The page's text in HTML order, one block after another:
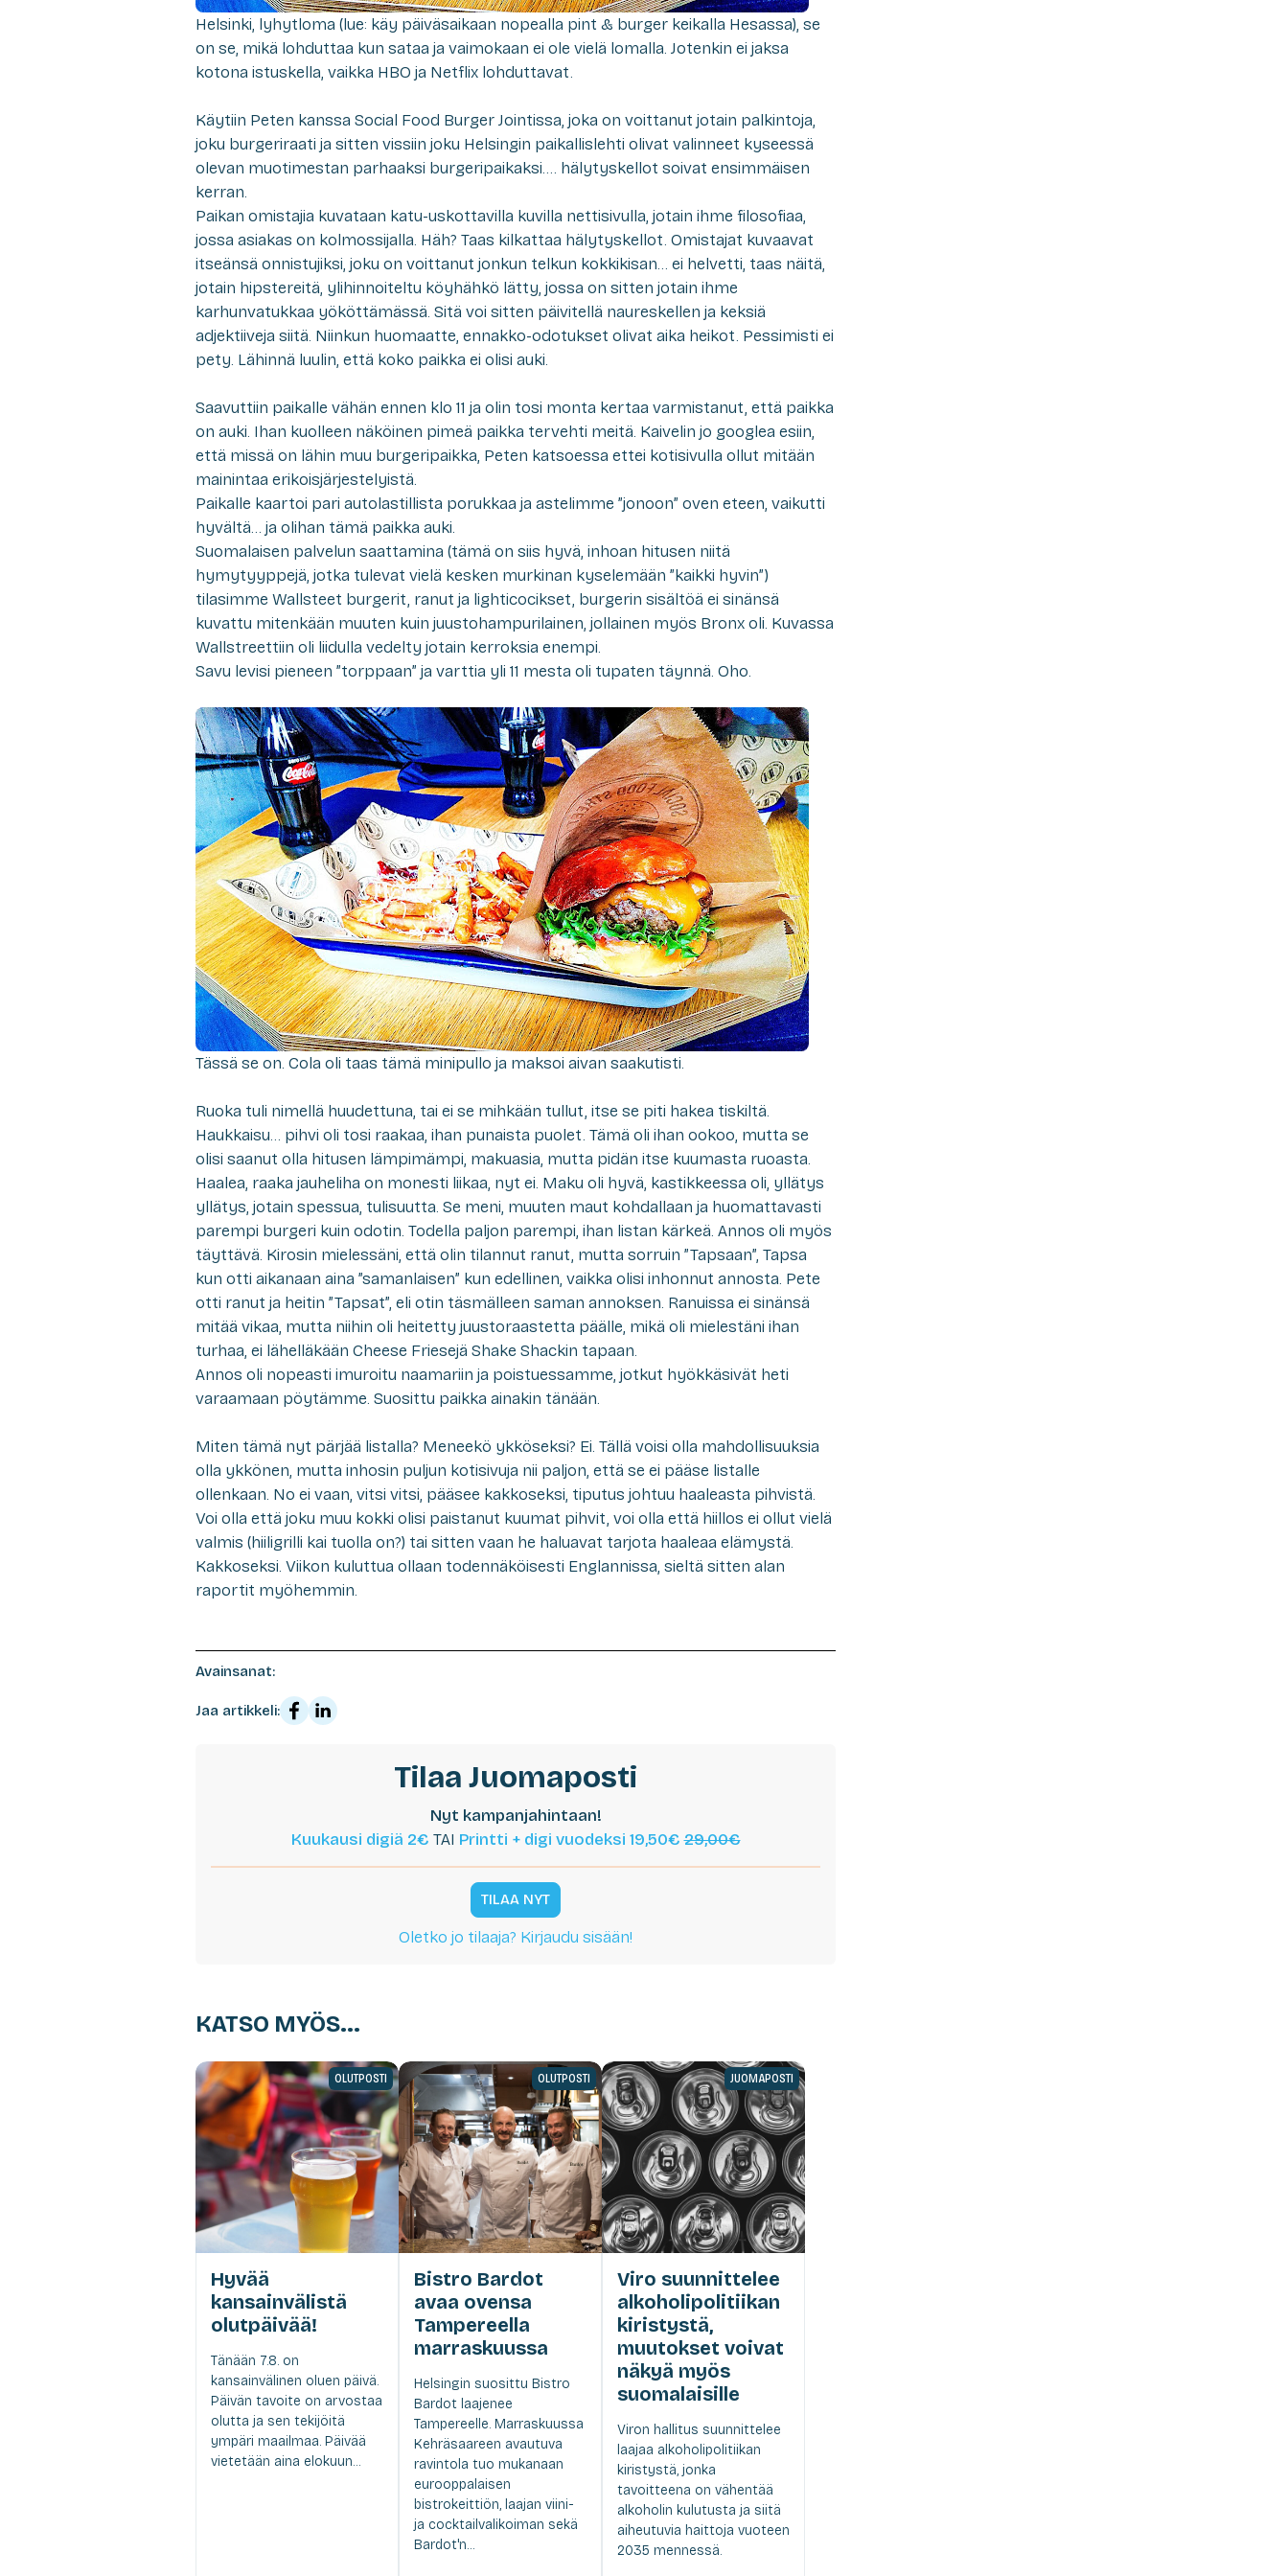
Helsinki, lyhytloma (lue: käy päiväsaikaan nopealla pint & burger keikalla Hesassa), se
on se, mikä lohduttaa kun sataa ja vaimokaan ei ole vielä lomalla. Jotenkin ei jaksa
kotona istuskella, vaikka HBO ja Netflix lohduttavat.
Käytiin Peten kanssa Social Food Burger Jointissa, joka on voittanut jotain palkintoja,
joku burgeriraati ja sitten vissiin joku Helsingin paikallislehti olivat valinneet kyseessä
olevan muotimestan parhaaksi burgeripaikaksi…. hälytyskellot soivat ensimmäisen
kerran.
Paikan omistajia kuvataan katu-uskottavilla kuvilla nettisivulla, jotain ihme filosofiaa,
jossa asiakas on kolmossijalla. Häh? Taas kilkattaa hälytyskellot. Omistajat kuvaavat
itseänsä onnistujiksi, joku on voittanut jonkun telkun kokkikisan… ei helvetti, taas näitä,
jotain hipstereitä, ylihinnoiteltu köyhähkö lätty, jossa on sitten jotain ihme
karhunvatukkaa yököttämässä. Sitä voi sitten päivitellä naureskellen ja keksiä
adjektiiveja siitä. Niinkun huomaatte, ennakko-odotukset olivat aika heikot. Pessimisti ei
pety. Lähinnä luulin, että koko paikka ei olisi auki.
Saavuttiin paikalle vähän ennen klo 11 ja olin tosi monta kertaa varmistanut, että paikka
on auki. Ihan kuolleen näköinen pimeä paikka tervehti meitä. Kaivelin jo googlea esiin,
että missä on lähin muu burgeripaikka, Peten katsoessa ettei kotisivulla ollut mitään
mainintaa erikoisjärjestelyistä.
Paikalle kaartoi pari autolastillista porukkaa ja astelimme ”jonoon” oven eteen, vaikutti
hyvältä… ja olihan tämä paikka auki.
Suomalaisen palvelun saattamina (tämä on siis hyvä, inhoan hitusen niitä
hymytyyppejä, jotka tulevat vielä kesken murkinan kyselemään ”kaikki hyvin”)
tilasimme Wallsteet burgerit, ranut ja lighticocikset, burgerin sisältöä ei sinänsä
kuvattu mitenkään muuten kuin juustohampurilainen, jollainen myös Bronx oli. Kuvassa
Wallstreettiin oli liidulla vedelty jotain kerroksia enempi.
Savu levisi pieneen ”torppaan” ja varttia yli 11 mesta oli tupaten täynnä. Oho.
Tässä se on. Cola oli taas tämä minipullo ja maksoi aivan saakutisti.
Ruoka tuli nimellä huudettuna, tai ei se mihkään tullut, itse se piti hakea tiskiltä.
Haukkaisu… pihvi oli tosi raakaa, ihan punaista puolet. Tämä oli ihan ookoo, mutta se
olisi saanut olla hitusen lämpimämpi, makuasia, mutta pidän itse kuumasta ruoasta.
Haalea, raaka jauheliha on monesti liikaa, nyt ei. Maku oli hyvä, kastikkeessa oli, yllätys
yllätys, jotain spessua, tulisuutta. Se meni, muuten maut kohdallaan ja huomattavasti
parempi burgeri kuin odotin. Todella paljon parempi, ihan listan kärkeä. Annos oli myös
täyttävä. Kirosin mielessäni, että olin tilannut ranut, mutta sorruin ”Tapsaan”, Tapsa
kun otti aikanaan aina ”samanlaisen” kun edellinen, vaikka olisi inhonnut annosta. Pete
otti ranut ja heitin ”Tapsat”, eli otin täsmälleen saman annoksen. Ranuissa ei sinänsä
mitää vikaa, mutta niihin oli heitetty juustoraastetta päälle, mikä oli mielestäni ihan
turhaa, ei lähelläkään Cheese Friesejä Shake Shackin tapaan.
Annos oli nopeasti imuroitu naamariin ja poistuessamme, jotkut hyökkäsivät heti
varaamaan pöytämme. Suosittu paikka ainakin tänään.
Miten tämä nyt pärjää listalla? Meneekö ykköseksi? Ei. Tällä voisi olla mahdollisuuksia
olla ykkönen, mutta inhosin puljun kotisivuja nii paljon, että se ei pääse listalle
ollenkaan. No ei vaan, vitsi vitsi, pääsee kakkoseksi, tiputus johtuu haaleasta pihvistä.
Voi olla että joku muu kokki olisi paistanut kuumat pihvit, voi olla että hiillos ei ollut vielä
valmis (hiiligrilli kai tuolla on?) tai sitten vaan he haluavat tarjota haaleaa elämystä.
Kakkoseksi. Viikon kuluttua ollaan todennäköisesti Englannissa, sieltä sitten alan
raportit myöhemmin.
Avainsanat:
Jaa artikkeli:
Tilaa Juomaposti
Nyt kampanjahintaan!
Kuukausi digiä 2€ TAI Printti + digi vuodeksi 19,50€29,00€
TILAA NYT
Oletko jo tilaaja? Kirjaudu sisään!
KATSO MYÖS...
OLUTPOSTI
Hyvää
kansainvälistä
olutpäivää!
Tänään 7.8. on
kansainvälinen oluen päivä.
Päivän tavoite on arvostaa
olutta ja sen tekijöitä
ympäri maailmaa. Päivää
vietetään aina elokuun...
OLUTPOSTI
Bistro Bardot
avaa ovensa
Tampereella
marraskuussa
Helsingin suosittu Bistro
Bardot laajenee
Tampereelle. Marraskuussa
Kehräsaareen avautuva
ravintola tuo mukanaan
eurooppalaisen
bistrokeittiön, laajan viini-
ja cocktailvalikoiman sekä
Bardot'n...
JUOMAPOSTI
Viro suunnittelee
alkoholipolitiikan
kiristystä,
muutokset voivat
näkyä myös
suomalaisille
Viron hallitus suunnittelee
laajaa alkoholipolitiikan
kiristystä, jonka
tavoitteena on vähentää
alkoholin kulutusta ja siitä
aiheutuvia haittoja vuoteen
2035 mennessä.